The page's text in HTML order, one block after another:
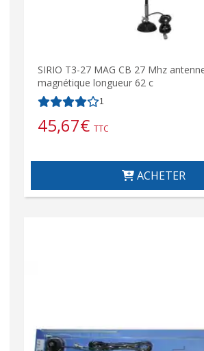
SIRIO T3-27 MAG CB 27 Mhz
magnétique longueur 62 c
1
45,67€ TTC
ACHETER